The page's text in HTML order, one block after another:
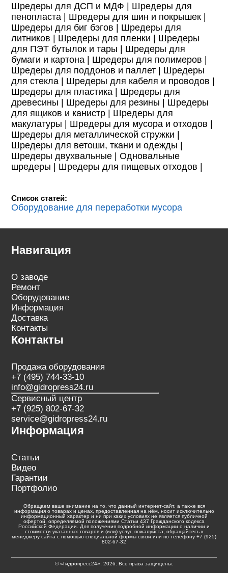
Шредеры для ДСП и МДФ | Шредеры для
пенопласта | Шредеры для шин и покрышек |
Шредеры для биг бэгов | Шредеры для
литников | Шредеры для пленки | Шредеры
для ПЭТ бутылок и тары | Шредеры для
бумаги и картона | Шредеры для полимеров |
Шредеры для поддонов и паллет | Шредеры
для стекла | Шредеры для кабеля и проводов |
Шредеры для пластика | Шредеры для
древесины | Шредеры для резины | Шредеры
для ящиков и канистр | Шредеры для
макулатуры | Шредеры для мусора и отходов |
Шредеры для металлической стружки |
Шредеры для ветоши, ткани и одежды |
Шредеры двухвальные |Одновальные
шредеры | Шредеры для пищевых отходов |
Список статей:
Оборудование для переработки мусора
Навигация
О заводе
Ремонт
Оборудование
Информация
Доставка
Контакты
Контакты
Продажа оборудования
+7 (495) 744-33-10
info@gidropress24.ru
Сервисный центр
+7 (925) 802-67-32
service@gidropress24.ru
Информация
Статьи
Видео
Гарантии
Портфолио
Обращаем ваше внимание на то, что данный интернет-сайт, а также вся
информация о товарах и ценах, предоставленная на нём, носит исключительно
информационный характер и ни при каких условиях не является публичной
офертой, определяемой положениями Статьи 437 Гражданского кодекса
Российской Федерации. Для получения подробной информации о наличии и
стоимости указанных товаров и (или) услуг, пожалуйста, обращайтесь к
менеджеру сайта с помощью специальной формы связи или по телефону +7 (925)
802-67-32
© «Гидропресс24», 2026. Все права защищены.